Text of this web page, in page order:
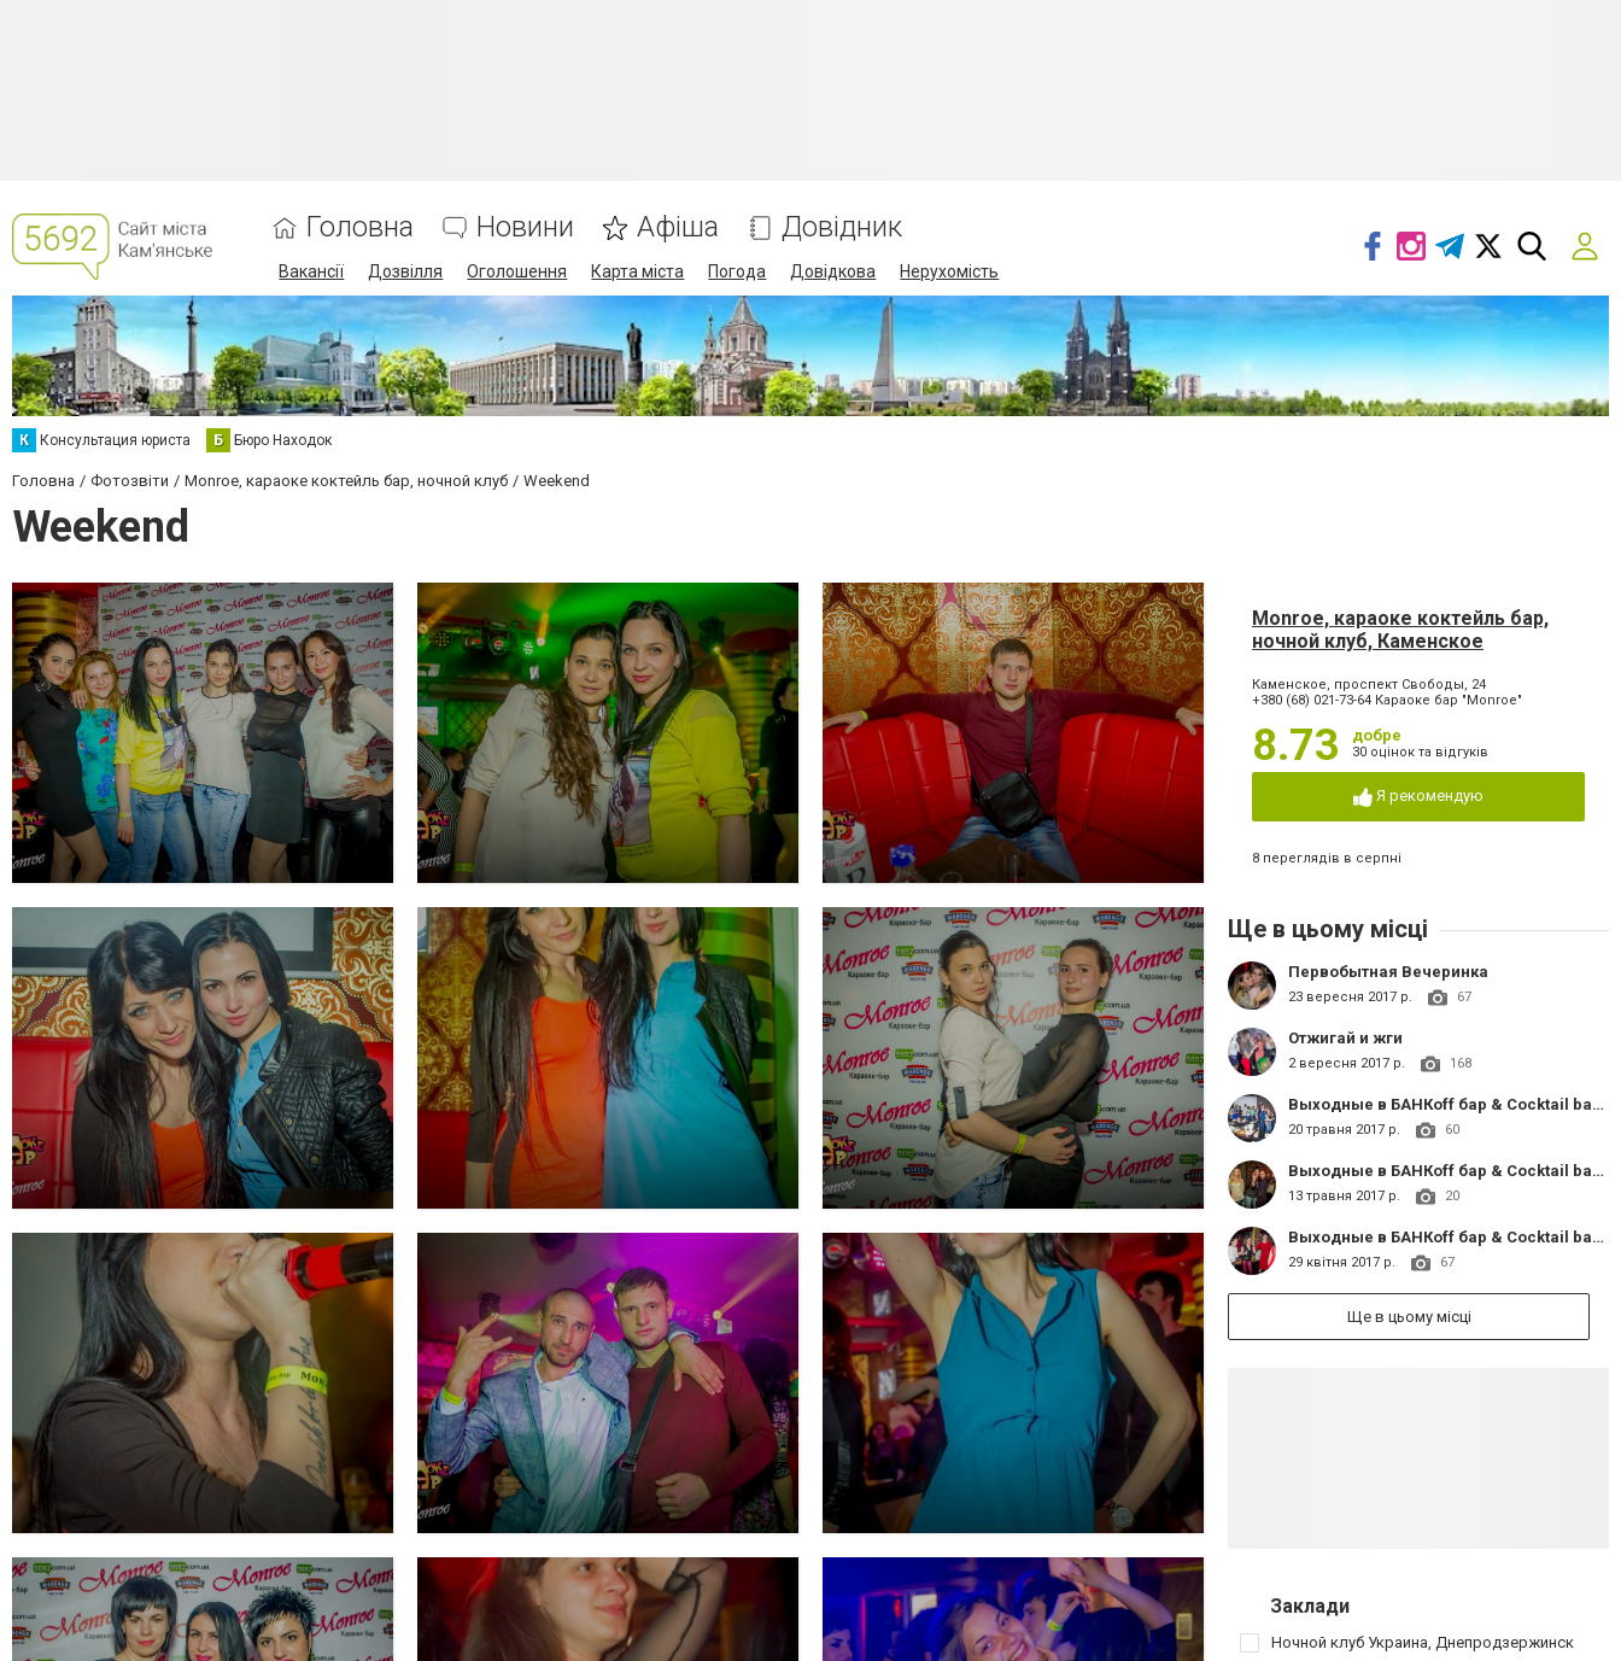
Головна Новини Афіша Довідник
Вакансії Дозвілля Оголошення Карта міста Погода Довідкова Нерухомість
К Консультация юриста Б Бюро Находок
Головна Фотозвіти Monroe, караоке коктейль бар, ночной клуб Weekend
Weekend
Monroe, караоке коктейль бар,
ночной клуб, Каменское
Каменское, проспект Свободы, 24
+380 (68) 021-73-64 Караоке бар "Monroe"
8.73 добре
30 оцінок та відгуків
Я рекомендую
8 переглядів в серпні
Ще в цьому місці
Первобытная Вечеринка
23 вересня 2017 р. 67
Отжигай и жги
2 вересня 2017 р. 168
Выходные в БАНКoff бар & Cocktail bar «MONROE»
20 травня 2017 р. 60
Выходные в БАНКoff бар & Cocktail bar «MONROE»
13 травня 2017 р. 20
Выходные в БАНКoff бар & Cocktail bar «MONROE»
29 квітня 2017 р. 67
Ще в цьому місці
Заклади
Ночной клуб Украина, Днепродзержинск